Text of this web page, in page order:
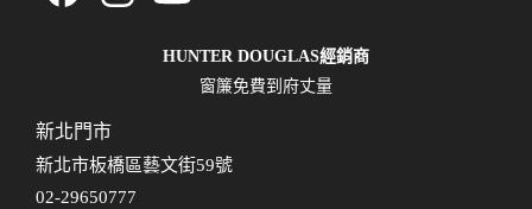
HUNTER DOUGLAS經銷商
窗簾免費到府丈量
新北門市
新北市板橋區藝文街59號
02-29650777